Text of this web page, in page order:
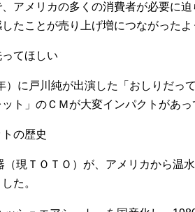
アメリカの多くの消費者が必要に
たことが売り上げ増につながったよ
てほしい
）に戸川純が出演した「おしりだっ
ト」のＣＭが大変インパクトがあっ
の歴史
（現ＴＯＴＯ）が、アメリカから温
た。